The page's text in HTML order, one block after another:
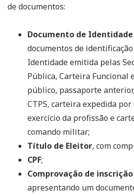
de documentos:
Documento de Identidade
documentos de
Identidade emitida pelas
Pública, Carteira Funcional
público, passaporte
CTPS, carteira expedida
exercício da profissão e
comando militar;
Título de Eleitor, com
CPF;
Comprovação de inscrição
apresentando um